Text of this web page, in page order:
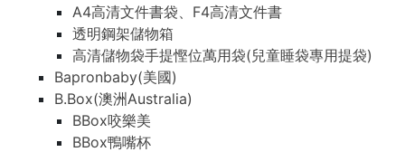
A4高清文件書袋、F4高清文件書
透明鋼架儲物箱
高清儲物袋手提慳位萬用袋(兒童睡袋專用提袋)
Bapronbaby(美國)
B.Box(澳洲Australia)
BBox咬樂美
BBox鴨嘴杯